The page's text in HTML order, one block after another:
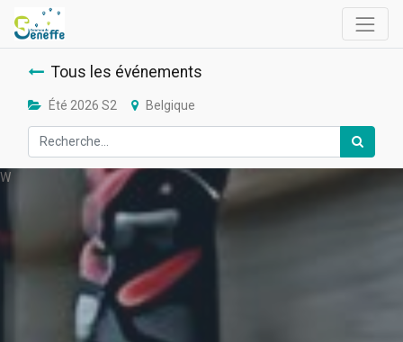
Tous les événements
Été 2026 S2 Belgique
W